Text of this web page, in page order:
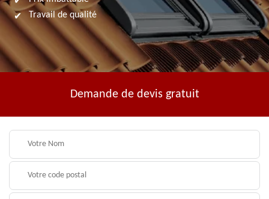
Travail de qualité
Demande de devis gratuit